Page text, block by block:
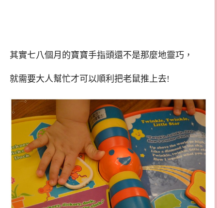
其實七八個月的寶寶手指頭還不是那麼地靈巧，
就需要大人幫忙才可以順利把老鼠推上去!